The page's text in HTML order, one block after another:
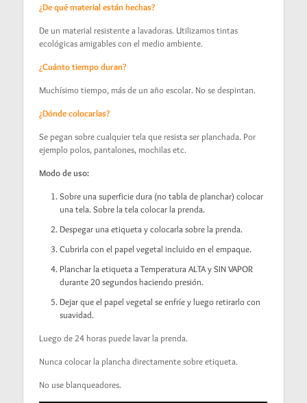
¿De qué material están hechas?
De un material resistente a lavadoras. Utilizamos tintas
ecológicas amigables con el medio ambiente.
¿Cuánto tiempo duran?
Muchísimo tiempo, más de un año escolar. No se despintan.
¿Dónde colocarlas?
Se pegan sobre cualquier tela que resista ser planchada. Por
ejemplo polos, pantalones, mochilas etc.
Modo de uso:
Sobre una superficie dura (no tabla de planchar) colocar
una tela. Sobre la tela colocar la prenda.
Despegar una etiqueta y colocarla sobre la prenda.
Cubrirla con el papel vegetal incluido en el empaque.
Planchar la etiqueta a Temperatura ALTA y SIN VAPOR
durante 20 segundos haciendo presión.
Dejar que el papel vegetal se enfríe y luego retirarlo con
suavidad.
Luego de 24 horas puede lavar la prenda.
Nunca colocar la plancha directamente sobre etiqueta.
No use blanqueadores.